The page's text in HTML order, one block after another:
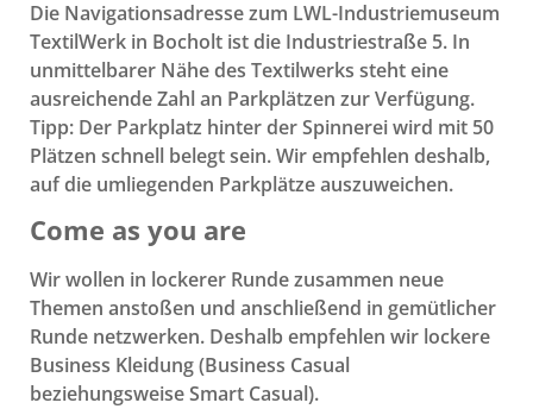
Die Navigationsadresse zum LWL-Industriemuseum
TextilWerk in Bocholt ist die Industriestraße 5. In
unmittelbarer Nähe des Textilwerks steht eine
ausreichende Zahl an Parkplätzen zur Verfügung.
Tipp: Der Parkplatz hinter der Spinnerei wird mit 50
Plätzen schnell belegt sein. Wir empfehlen deshalb,
auf die umliegenden Parkplätze auszuweichen.
Come as you are
Wir wollen in lockerer Runde zusammen neue
Themen anstoßen und anschließend in gemütlicher
Runde netzwerken. Deshalb empfehlen wir lockere
Business Kleidung (Business Casual
beziehungsweise Smart Casual).